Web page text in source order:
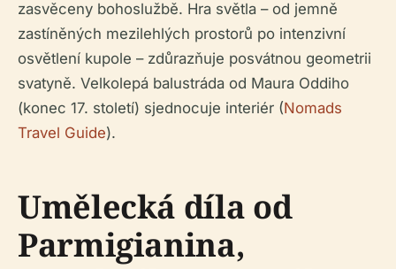
zasvěceny bohoslužbě. Hra světla – od jemně
zastíněných mezilehlých prostorů po intenzivní
osvětlení kupole – zdůrazňuje posvátnou geometrii
svatyně. Velkolepá balustráda od Maura Oddiho
(konec 17. století) sjednocuje interiér (Nomads
Travel Guide).
Umělecká díla od
Parmigianina,